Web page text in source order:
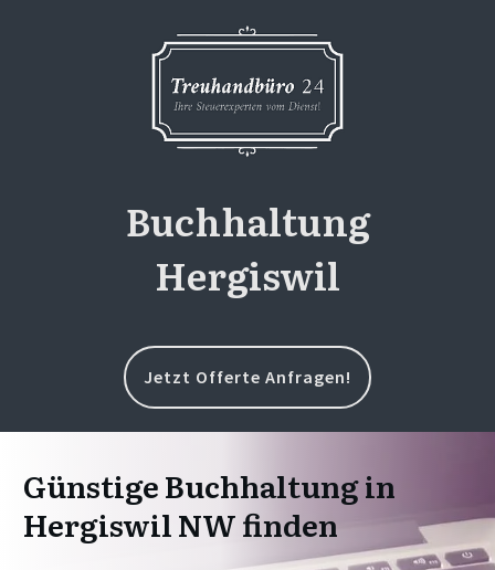
Buchhaltung
Hergiswil
Jetzt Offerte Anfragen!
Günstige Buchhaltung in
Hergiswil NW finden